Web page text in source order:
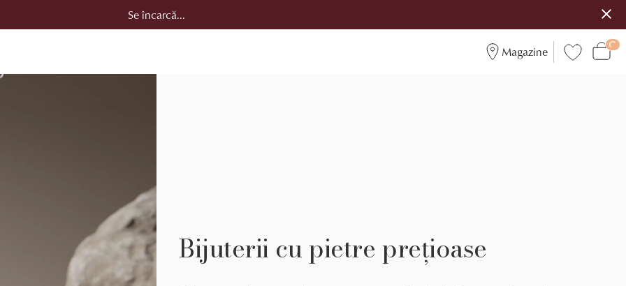
Se încarcă...
Magazine
Bijuterii cu pietre prețioase